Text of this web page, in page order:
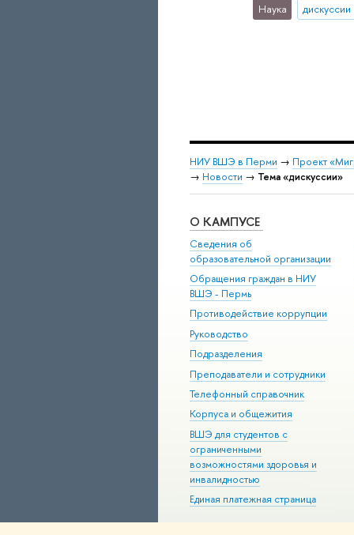
Наука дискуссии
НИУ ВШЭ в Перми → Проект
→ Новости → Тема «дискуссии»
О КАМПУСЕ
Сведения об
образовательной организации
Обращения граждан в НИУ
ВШЭ - Пермь
Противодействие коррупции
Руководство
Подразделения
Преподаватели и сотрудники
Телефонный справочник
Корпуса и общежития
ВШЭ для студентов с
ограниченными
возможностями здоровья и
инвалидностью
Единая платежная страница